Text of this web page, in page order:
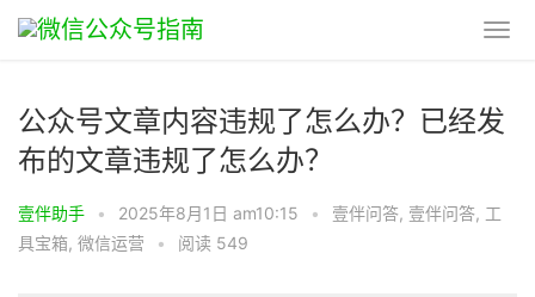
公众号文章内容违规了怎么办？已经发
布的文章违规了怎么办？
壹伴助手 • 2025年8月1日 am10:15 • 壹伴问答, 壹伴问答, 工
具宝箱, 微信运营 • 阅读 549